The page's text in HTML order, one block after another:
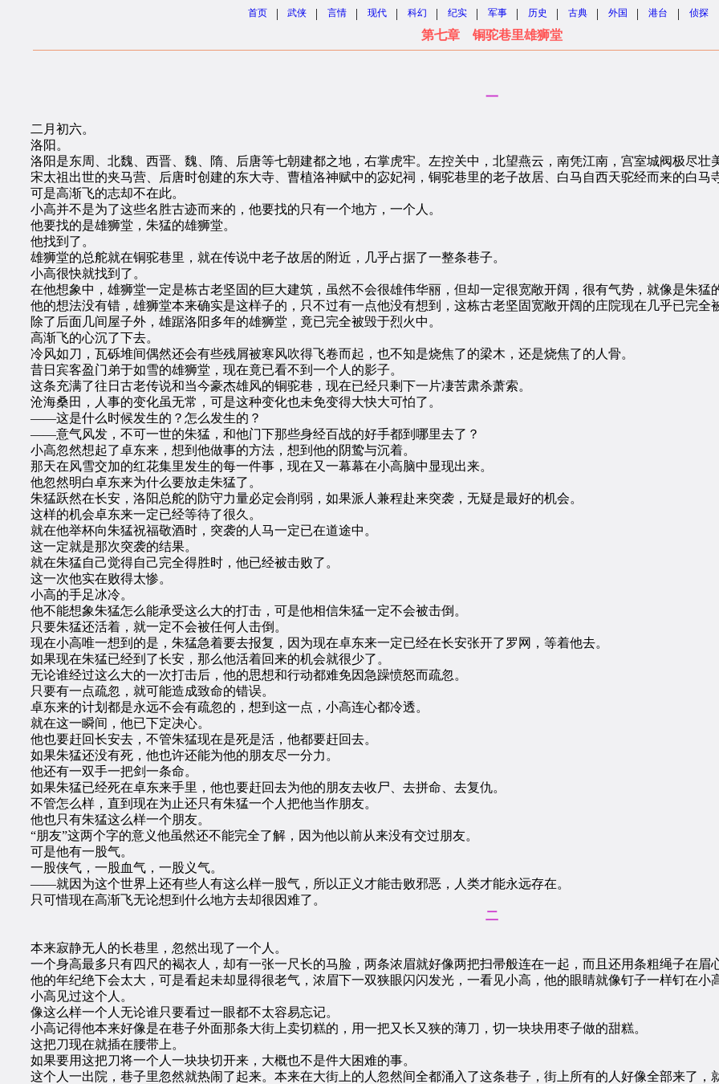
首页 | 武侠 | 言情 | 现代 | 科幻 | 纪实 | 军事 | 历史 | 古典 | 外国 | 港台 | 侦探
第七章 铜驼巷里雄狮堂
一
二月初六。
洛阳。
洛阳是东周、北魏、西晋、魏、隋、后唐等七朝建都之地，右掌虎牢。左控关中，北望燕云，南凭江南，宫室城阀极尽壮
宋太祖出世的夹马营、后唐时创建的东大寺、曹植洛神赋中的宓妃祠，铜驼巷里的老子故居、白马自西天驼经而来的白马
可是高渐飞的志却不在此。
小高并不是为了这些名胜古迹而来的，他要找的只有一个地方，一个人。
他要找的是雄狮堂，朱猛的雄狮堂。
他找到了。
雄狮堂的总舵就在铜驼巷里，就在传说中老子故居的附近，几乎占据了一整条巷子。
小高很快就找到了。
在他想象中，雄狮堂一定是栋古老坚固的巨大建筑，虽然不会很雄伟华丽，但却一定很宽敞开阔，很有气势，就像是朱猛
他的想法没有错，雄狮堂本来确实是这样子的，只不过有一点他没有想到，这栋古老坚固宽敞开阔的庄院现在几乎已完全
除了后面几间屋子外，雄踞洛阳多年的雄狮堂，竟已完全被毁于烈火中。
高渐飞的心沉了下去。
冷风如刀，瓦砾堆间偶然还会有些残屑被寒风吹得飞卷而起，也不知是烧焦了的梁木，还是烧焦了的人骨。
昔日宾客盈门弟于如雪的雄狮堂，现在竟已看不到一个人的影子。
这条充满了往日古老传说和当今豪杰雄风的铜驼巷，现在已经只剩下一片凄苦肃杀萧索。
沧海桑田，人事的变化虽无常，可是这种变化也未免变得大快大可怕了。
——这是什么时候发生的？怎么发生的？
——意气风发，不可一世的朱猛，和他门下那些身经百战的好手都到哪里去了？
小高忽然想起了卓东来，想到他做事的方法，想到他的阴鸷与沉着。
那天在风雪交加的红花集里发生的每一件事，现在又一幕幕在小高脑中显现出来。
他忽然明白卓东来为什么要放走朱猛了。
朱猛跃然在长安，洛阳总舵的防守力量必定会削弱，如果派人兼程赴来突袭，无疑是最好的机会。
这样的机会卓东来一定已经等待了很久。
就在他举杯向朱猛祝福敬酒时，突袭的人马一定已在道途中。
这一定就是那次突袭的结果。
就在朱猛自己觉得自己完全得胜时，他已经被击败了。
这一次他实在败得太惨。
小高的手足冰冷。
他不能想象朱猛怎么能承受这么大的打击，可是他相信朱猛一定不会被击倒。
只要朱猛还活着，就一定不会被任何人击倒。
现在小高唯一想到的是，朱猛急着要去报复，因为现在卓东来一定已经在长安张开了罗网，等着他去。
如果现在朱猛已经到了长安，那么他活着回来的机会就很少了。
无论谁经过这么大的一次打击后，他的思想和行动都难免因急躁愤怒而疏忽。
只要有一点疏忽，就可能造成致命的错误。
卓东来的计划都是永远不会有疏忽的，想到这一点，小高连心都冷透。
就在这一瞬间，他已下定决心。
他也要赶回长安去，不管朱猛现在是死是活，他都要赶回去。
如果朱猛还没有死，他也许还能为他的朋友尽一分力。
他还有一双手一把剑一条命。
如果朱猛已经死在卓东来手里，他也要赶回去为他的朋友去收尸、去拼命、去复仇。
不管怎么样，直到现在为止还只有朱猛一个人把他当作朋友。
他也只有朱猛这么样一个朋友。
“朋友”这两个字的意义他虽然还不能完全了解，因为他以前从来没有交过朋友。
可是他有一股气。
一股侠气，一股血气，一股义气。
——就因为这个世界上还有些人有这么样一股气，所以正义才能击败邪恶，人类才能永远存在。
只可惜现在高渐飞无论想到什么地方去却很因难了。
二
本来寂静无人的长巷里，忽然出现了一个人。
一个身高最多只有四尺的褐衣人，却有一张一尺长的马脸，两条浓眉就好像两把扫帚般连在一起，而且还用条粗绳子在眉
他的年纪绝下会太大，可是看起未却显得很老气，浓眉下一双狭眼闪闪发光，一看见小高，他的眼睛就像钉子一样钉在小
小高见过这个人。
像这么样一个人无论谁只要看过一眼都不太容易忘记。
小高记得他本来好像是在巷子外面那条大街上卖切糕的，用一把又长又狭的薄刀，切一块块用枣子做的甜糕。
这把刀现在就插在腰带上。
如果要用这把刀将一个人一块块切开来，大概也不是件大困难的事。
这个人一出院，巷子里忽然就热闹了起来。本来在大街上的人忽然间全都涌入了这条巷子，街上所有的人好像全部来了，